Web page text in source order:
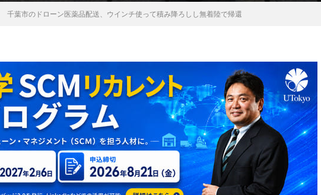
千葉市のドローン医薬品配送、ウインチ使って積み降ろしし無着陸で帰還